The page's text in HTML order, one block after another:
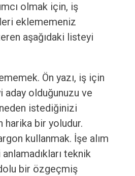
olmak için, iş
eklememeniz
aşağıdaki listeyi
Ön yazı, iş için
aday olduğunuzu ve
istediğinizi
harika bir yoludur.
kullanmak. İşe alım
teknik
bir özgeçmiş